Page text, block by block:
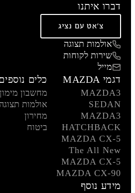
דברו איתנו
צ'אט עם נציג
אולמות תצוגה
שירות לקוחות
מייל
דגמי MAZDA
MAZDA3
SEDAN
MAZDA3
HATCHBACK
MAZDA CX-5
The All New
MAZDA CX-5
MAZDA CX-90
כלים נוספים
מחשבון מימון
אולמות תצוגה
מחירון
ביטוח
מידע נוסף